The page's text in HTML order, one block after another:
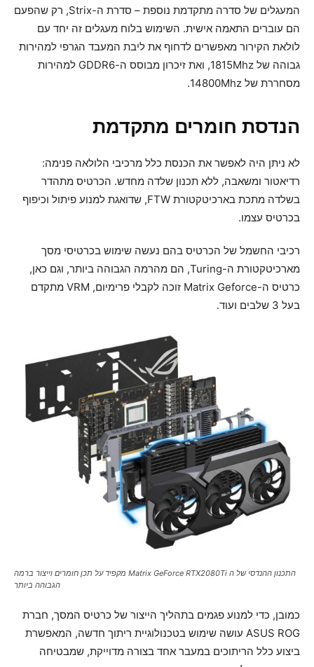
המעגלים של סדרה מתקדמת נוספת – סדרת ה-Strix, רק שהפעם
הם עוברים התאמה אישית. השימוש בלוח מעגלים זה יחד עם
לולאת הקירור מאפשרים לדחוף את ליבת המעבד הגרפי למהירות
גבוהה של 1815Mhz, ואת זיכרון מבוסס ה-GDDR6 למהירות
מסחררת של 14800Mhz.
הנדסת חומרים מתקדמת
לא ניתן היה לאפשר את הכנסת כלל מרכיבי הלולאה פנימה:
רדיאטור ומשאבה, ללא תכנון שלדה מחדש. הכרטיס מתהדר
בשלדה מתכת בארכיטקטורת FTW, שדואגת למנוע פיתול וכיפוף
בכרטיס עצמו.
רכיבי החשמל של הכרטיס בהם נעשה שימוש בכרטיסי מסך
מארכיטקטורת ה-Turing, הם מהרמה הגבוהה ביותר, וגם כאן,
כרטיס ה-Matrix Geforce זוכה לקבלי פרימיום, VRM מתקדם
בעל 3 שלבים ועוד.
התכנון ההנדסי של ה Matrix GeForce RTX2080Ti מקפיד על תכן חומרים וייצור ברמה
הגבוהה ביותר
כמובן, כדי למנוע פגמים בתהליך הייצור של כרטיס המסך, חברת
ASUS ROG עושה שימוש בטכנולוגיית ריתוך חדשה, המאפשרת
ביצוע כלל הריתוכים במעבר אחד בצורה מדוייקת, שמבטיחה